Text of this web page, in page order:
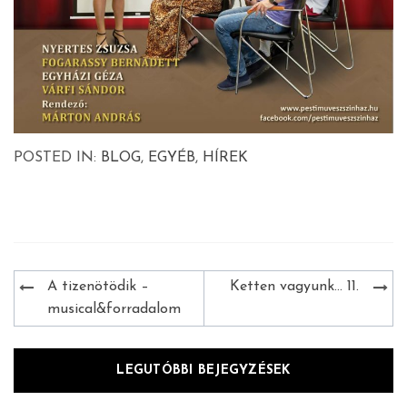
POSTED IN: BLOG, EGYÉB, HÍREK
Bejegyzés
navigáció
A tizenötödik –
musical&forradalom
Ketten vagyunk… 11.
LEGUTÓBBI BEJEGYZÉSEK